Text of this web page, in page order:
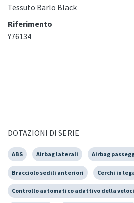
Tessuto Barlo Black
Riferimento
Y76134
DOTAZIONI DI SERIE
ABS Airbag laterali Airbag
Bracciolo sedili anteriori Cerchi in
Controllo automatico adattivo della